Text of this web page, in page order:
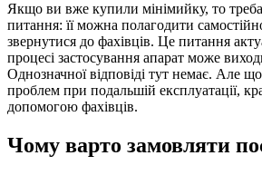
Якщо ви вже купили мінімийку, то треба
питання: її можна полагодити
звернутися до фахівців. Це питання
процесі застосування апарат може
Однозначної відповіді тут немає. Але
проблем при подальшій експлуатації,
допомогою фахівців.
Чому варто замовляти